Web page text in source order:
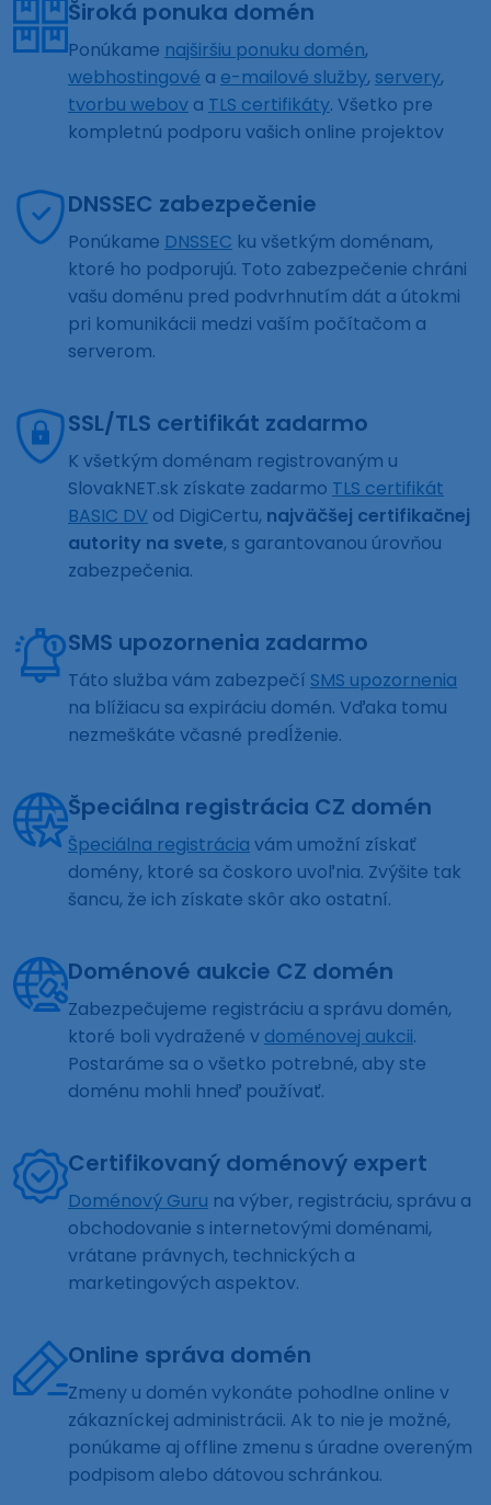
Široká ponuka domén
Ponúkame najširšiu ponuku domén,
webhostingové a e-mailové služby, servery,
tvorbu webov a TLS certifikáty. Všetko pre
kompletnú podporu vašich online projektov
DNSSEC zabezpečenie
Ponúkame DNSSEC ku všetkým doménam,
ktoré ho podporujú. Toto zabezpečenie chráni
vašu doménu pred podvrhnutím dát a útokmi
pri komunikácii medzi vaším počítačom a
serverom.
SSL/TLS certifikát zadarmo
K všetkým doménam registrovaným u
SlovakNET.sk získate zadarmo TLS certifikát
BASIC DV od DigiCertu, najväčšej certifikačnej
autority na svete, s garantovanou úrovňou
zabezpečenia.
SMS upozornenia zadarmo
Táto služba vám zabezpečí SMS upozornenia
na blížiacu sa expiráciu domén. Vďaka tomu
nezmeškáte včasné predĺženie.
Špeciálna registrácia CZ domén
Špeciálna registrácia vám umožní získať
domény, ktoré sa čoskoro uvoľnia. Zvýšite tak
šancu, že ich získate skôr ako ostatní.
Doménové aukcie CZ domén
Zabezpečujeme registráciu a správu domén,
ktoré boli vydražené v doménovej aukcii.
Postaráme sa o všetko potrebné, aby ste
doménu mohli hneď používať.
Certifikovaný doménový expert
Doménový Guru na výber, registráciu, správu a
obchodovanie s internetovými doménami,
vrátane právnych, technických a
marketingových aspektov.
Online správa domén
Zmeny u domén vykonáte pohodlne online v
zákazníckej administrácii. Ak to nie je možné,
ponúkame aj offline zmenu s úradne overeným
podpisom alebo dátovou schránkou.